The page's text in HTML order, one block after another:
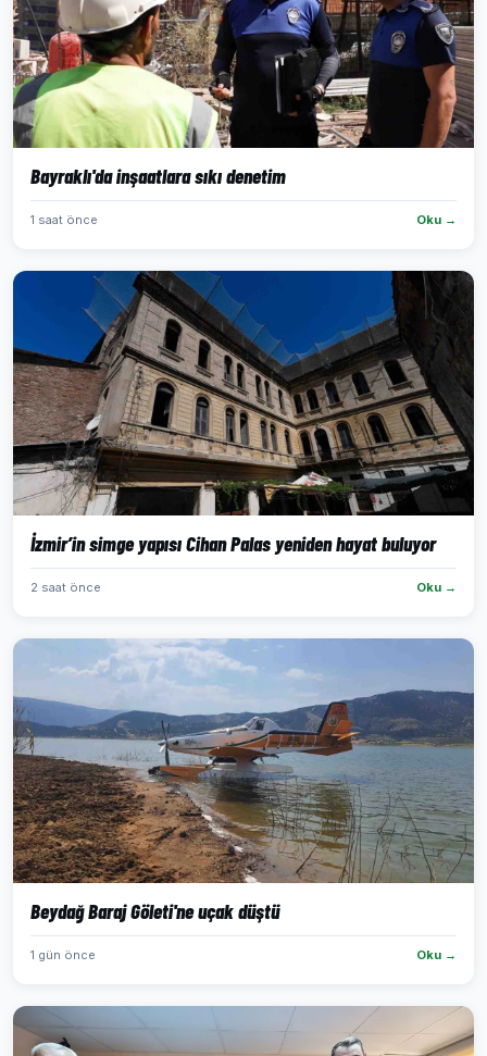
Bayraklı'da inşaatlara sıkı denetim
1 saat önce Oku →
İzmir’in simge yapısı Cihan Palas yeniden hayat buluyor
2 saat önce Oku →
Beydağ Baraj Göleti'ne uçak düştü
1 gün önce Oku →